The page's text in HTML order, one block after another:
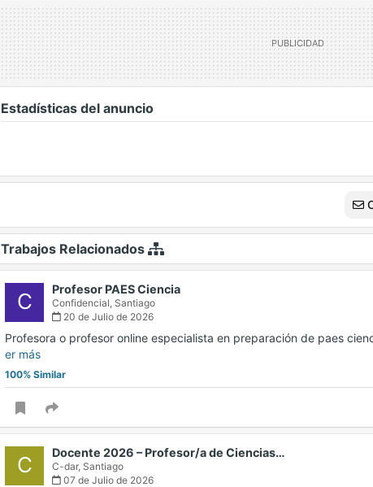
Estadísticas del anuncio
Trabajos Relacionados
C Profesor PAES Ciencia
Confidencial, Santiago
20 de Julio de 2026
Profesora o profesor online especialista en preparación de paes
er más
100% Similar
C Docente 2026 – Profesor/a de Ciencias…
C-dar, Santiago
07 de Julio de 2026